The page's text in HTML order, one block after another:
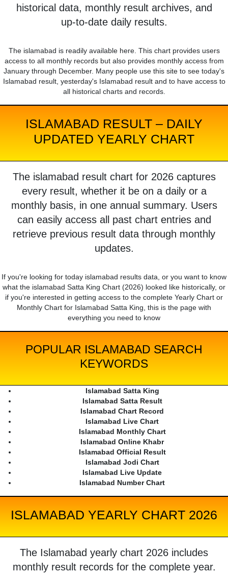
historical data, monthly result archives, and
up-to-date daily results.
The islamabad is readily available here. This chart provides users
access to all monthly records but also provides monthly access from
January through December. Many people use this site to see today's
Islamabad result, yesterday's Islamabad result and to have access to
all historical charts and records.
ISLAMABAD RESULT – DAILY
UPDATED YEARLY CHART
The islamabad result chart for 2026 captures
every result, whether it be on a daily or a
monthly basis, in one annual summary. Users
can easily access all past chart entries and
retrieve previous result data through monthly
updates.
If you're looking for today islamabad results data, or you want to know
what the islamabad Satta King Chart (2026) looked like historically, or
if you're interested in getting access to the complete Yearly Chart or
Monthly Chart for Islamabad Satta King, this is the page with
everything you need to know
POPULAR ISLAMABAD SEARCH
KEYWORDS
Islamabad Satta King
Islamabad Satta Result
Islamabad Chart Record
Islamabad Live Chart
Islamabad Monthly Chart
Islamabad Online Khabr
Islamabad Official Result
Islamabad Jodi Chart
Islamabad Live Update
Islamabad Number Chart
ISLAMABAD YEARLY CHART 2026
The Islamabad yearly chart 2026 includes
monthly result records for the complete year.